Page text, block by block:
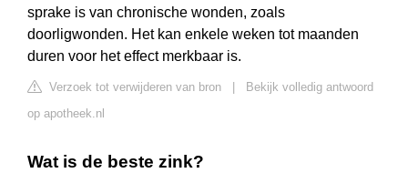
sprake is van chronische wonden, zoals
doorligwonden. Het kan enkele weken tot maanden
duren voor het effect merkbaar is.
Verzoek tot verwijderen van bron
Bekijk volledig antwoord
op apotheek.nl
Wat is de beste zink?